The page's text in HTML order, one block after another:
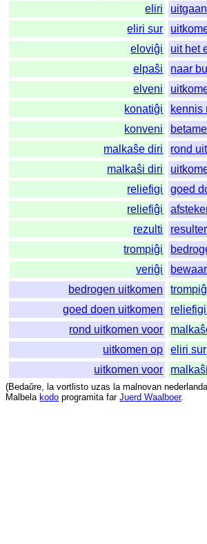
eliri
uitgaan
eliri sur
eloviĝi
uit het
elpaŝi
naar
elveni
konatiĝi
kennis
konveni
malkaŝe diri
rond
malkaŝi diri
reliefigi
goed
reliefiĝi
rezulti
trompiĝi
veriĝi
bedrogen uitkomen
goed doen uitkomen
reliefigi
rond uitkomen voor
uitkomen op
eliri sur
uitkomen voor
(Bedaŭre, la vortlisto uzas la malnovan
Malbela kodo programita far Juerd Waalboer.